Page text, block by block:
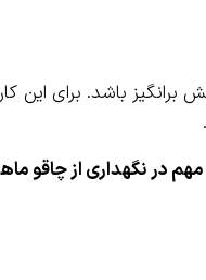
باشد. برای این
در نگهداری از چاقو